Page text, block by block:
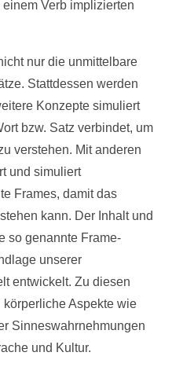
Verb implizierten
nur die unmittelbare
Stattdessen werden
Konzepte simuliert
bzw. Satz verbindet, um
verstehen. Mit anderen
und simuliert
Frames, damit das
kann. Der Inhalt und
so genannte Frame-
unserer
entwickelt. Zu diesen
Aspekte wie
Sinneswahrnehmungen
und Kultur.